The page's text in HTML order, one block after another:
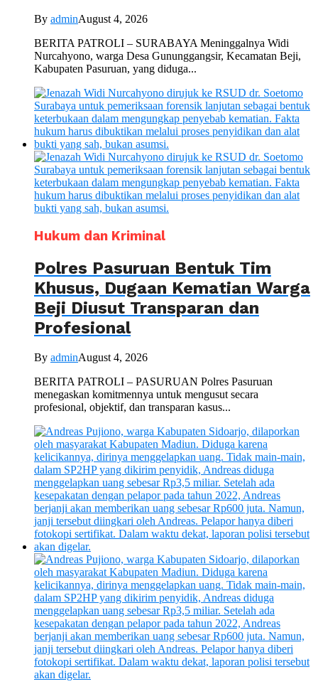
By adminAugust 4, 2026
BERITA PATROLI – SURABAYA Meninggalnya Widi
Nurcahyono, warga Desa Gununggangsir, Kecamatan Beji,
Kabupaten Pasuruan, yang diduga...
Hukum dan Kriminal
Polres Pasuruan Bentuk Tim
Khusus, Dugaan Kematian Warga
Beji Diusut Transparan dan
Profesional
By adminAugust 4, 2026
BERITA PATROLI – PASURUAN Polres Pasuruan
menegaskan komitmennya untuk mengusut secara
profesional, objektif, dan transparan kasus...